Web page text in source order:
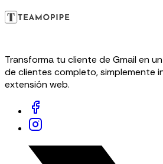
Transforma tu cliente de Gmail en
de clientes completo, simplemente
extensión web.